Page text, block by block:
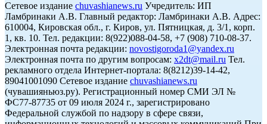
Сетевое издание chuvashianews.ru Учредитель: ИП
Ламбринаки А.В. Главный редактор: Ламбринаки А.В. Адрес:
610004, Кировская обл., г. Киров, ул. Пятницкая, д. 3/1, корп.
1, кв. 10. Тел. редакции: 8(922)088-04-58, +7 (908) 710-08-37.
Электронная почта редакции: novostigoroda1@yandex.ru
Электронная почта по другим вопросам: x2dt@mail.ru Тел.
рекламного отдела Интернет-портала: 8(8212)39-14-42,
89041001090 Сетевое издание chuvashianews.ru
(чувашияньюз.ру). Регистрационный номер СМИ ЭЛ №
ФС77-87735 от 09 июля 2024 г., зарегистрировано
Федеральной службой по надзору в сфере связи,